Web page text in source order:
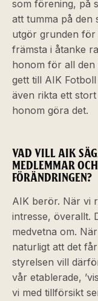
som förening, på
att tumma på den
utgör grunden för
främsta i åtanke
honom för all
gett till AIK
även rikta ett
honom göra det.
VAD VILL AIK
MEDLEMMAR
FÖRÄNDRINGEN?
AIK berör. När vi
intresse, överallt.
medvetna om.
naturligt att det
styrelsen vill
vår etablerade,
vi med tillförsikt